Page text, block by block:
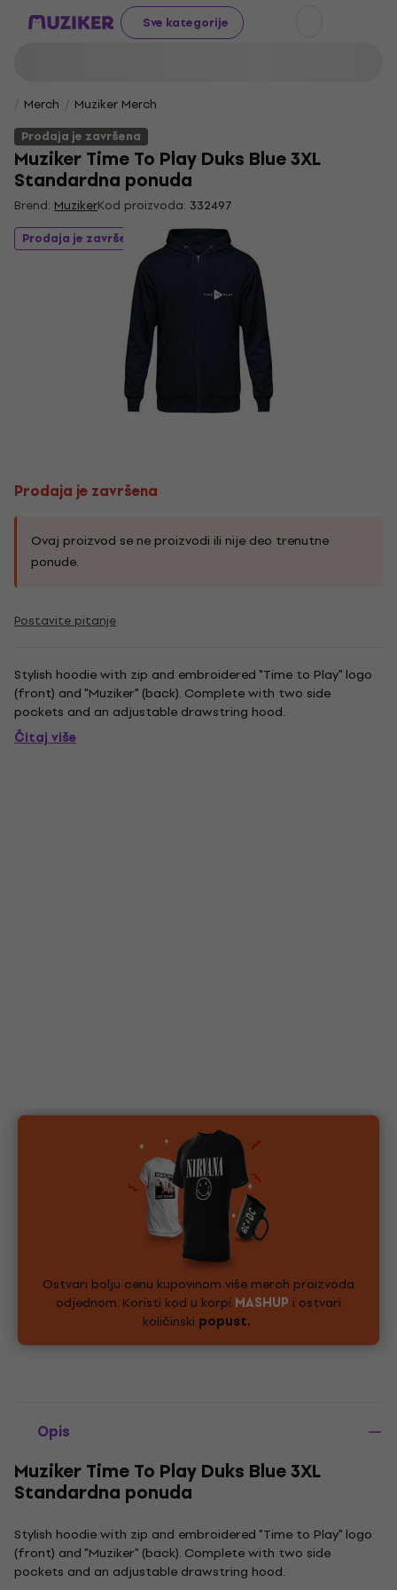
Sve kategorije
Merch
Muziker Merch
Prodaja je završena
Muziker Time To Play Duks Blue 3XL
Standardna ponuda
Brend: MuzikerKod proizvoda: 332497
Prodaja je završena
Prodaja je završena
Ovaj proizvod se ne proizvodi ili nije deo trenutne
ponude.
Postavite pitanje
Stylish hoodie with zip and embroidered "Time to Play" logo
(front) and "Muziker" (back). Complete with two side
pockets and an adjustable drawstring hood.
Čitaj više
Ostvari bolju cenu kupovinom više merch proizvoda
odjednom. Koristi kod u korpi MASHUP i ostvari
količinski popust.
Opis
Muziker Time To Play Duks Blue 3XL
Standardna ponuda
Stylish hoodie with zip and embroidered "Time to Play" logo
(front) and "Muziker" (back). Complete with two side
pockets and an adjustable drawstring hood.